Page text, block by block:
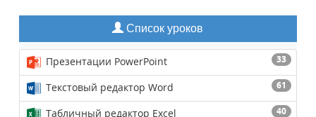
Список уроков
33
Презентации PowerPoint
61
Текстовый редактор Word
40
Табличный редактор Excel